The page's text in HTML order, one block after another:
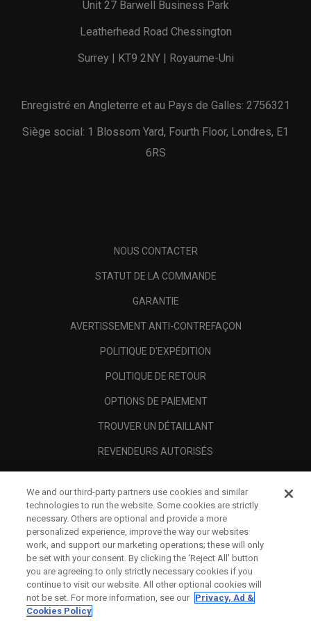
Unit 27 Barwell Business Park
Leatherhead Road Chessington
Surrey | KT9 2NY | Royaume-Uni
Enregistré en Angleterre et au Pays de Galles: 2756321
Siège social: 1 Blossom Yard, Fourth Floor, Londres, E1
6RS
NOUS CONTACTER
STATUT DE LA COMMANDE
GARANTIE
AVERTISSEMENT ANTI-CONTREFAÇON
POLITIQUE D'EXPÉDITION
POLITIQUE DE RETOUR
OPTIONS DE PAIEMENT
TROUVER UN DÉTAILLANT
REVENDEURS AUTORISÉS
A PROPOS
MENTIONS LÉGALES
We and our third-party partners use cookies and similar
technologies to run the website. Some cookies are strictly
necessary. Others are optional and provide a more
personalized experience, improve the way our websites
work, and support our marketing operations; these will only
be set with your consent. By clicking the ‘Reject All' button
you are agreeing to only strictly necessary cookies if you
continue to visit our website. All other optional cookies will
not be set. For more information, see our Privacy, Ad &
Cookies Policy